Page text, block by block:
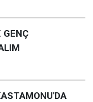
GENÇ